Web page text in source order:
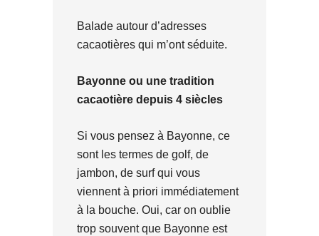
Balade autour d’adresses
cacaotières qui m’ont séduite.
Bayonne ou une tradition
cacaotière depuis 4 siècles
Si vous pensez à Bayonne, ce
sont les termes de golf, de
jambon, de surf qui vous
viennent à priori immédiatement
à la bouche. Oui, car on oublie
trop souvent que Bayonne est